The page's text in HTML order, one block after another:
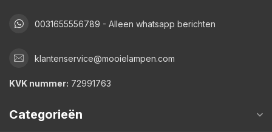
0031655556789 - Alleen whatsapp berichten
klantenservice@mooielampen.com
KVK nummer: 72991763
Categorieën